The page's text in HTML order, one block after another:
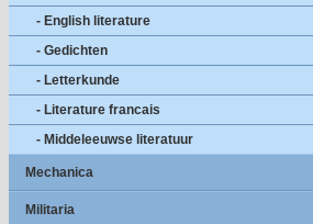
- English literature
- Gedichten
- Letterkunde
- Literature francais
- Middeleeuwse literatuur
Mechanica
Militaria